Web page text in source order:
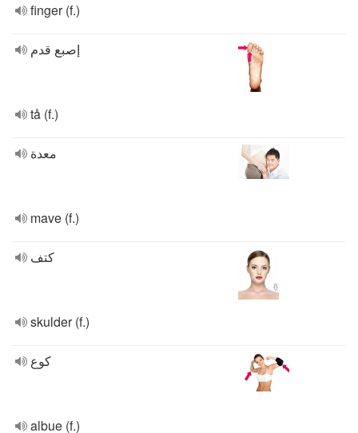
finger (f.)
إصبع قدم
tå (f.)
معدة
mave (f.)
كتف
skulder (f.)
كوع
albue (f.)